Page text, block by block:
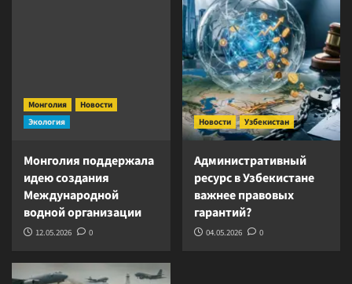
Монголия
Новости
Экология
Монголия поддержала
идею создания
Международной
водной организации
12.05.2026 0
Новости Узбекистан
Административный
ресурс в Узбекистане
важнее правовых
гарантий?
04.05.2026 0